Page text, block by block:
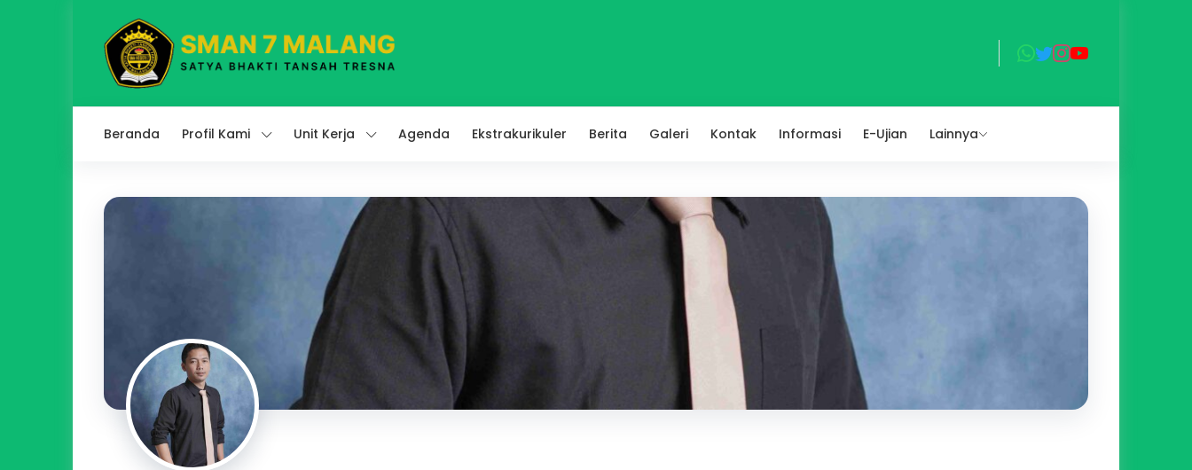
Beranda Profil Kami Unit Kerja Agenda Ekstrakurikuler Berita Galeri Kontak Informasi E-Ujian Lainnya